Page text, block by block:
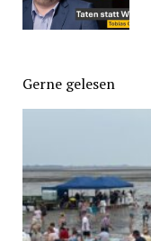
Gerne gelesen